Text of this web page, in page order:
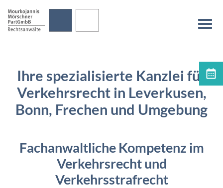
Ihre spezialisierte Kanzlei für
Verkehrsrecht in Leverkusen,
Bonn, Frechen und Umgebung
Fachanwaltliche Kompetenz im
Verkehrsrecht und
Verkehrsstrafrecht
Terminvereinbarung